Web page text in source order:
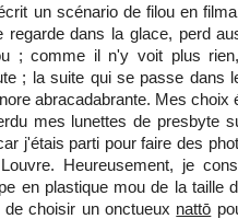
un scénario de filou en
regarde dans la glace, perd
; comme il n'y voit plus
; la suite qui se passe dans
abracadabrante. Mes choix
mes lunettes de presbyte
j'étais parti pour faire des
Heureusement, je
en plastique mou de la taille
choisir un onctueux nattō